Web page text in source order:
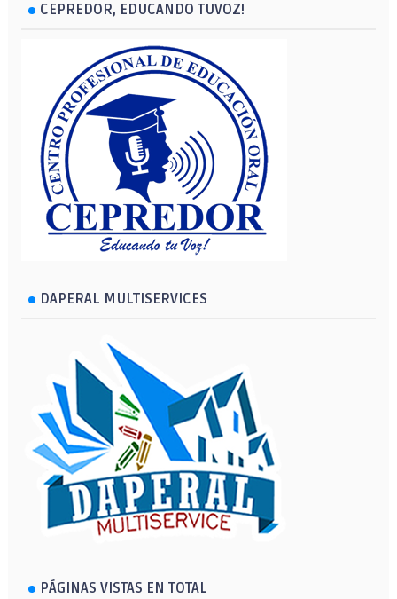
CEPREDOR, EDUCANDO TUVOZ!
DAPERAL MULTISERVICES
PÁGINAS VISTAS EN TOTAL